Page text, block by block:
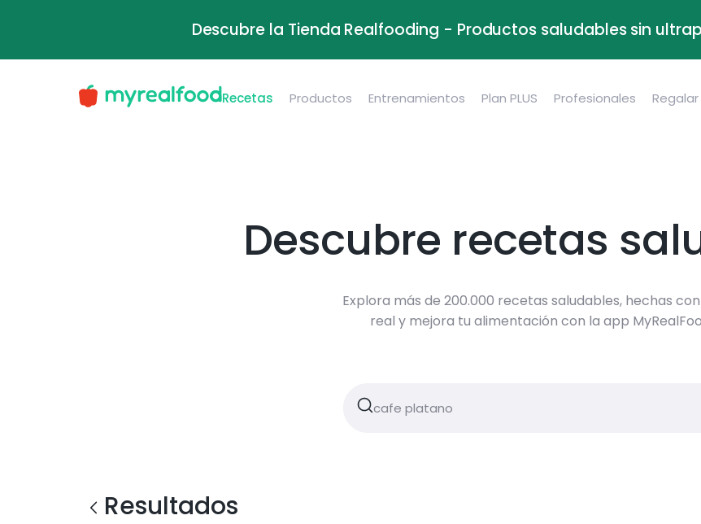
Descubre la Tienda Realfooding - Productos saludables sin
Recetas Productos Entrenamientos Plan PLUS Profesionales Regalar
Descubre recetas
Explora más de 200.000 recetas saludables, hechas
real y mejora tu alimentación con la app
Resultados